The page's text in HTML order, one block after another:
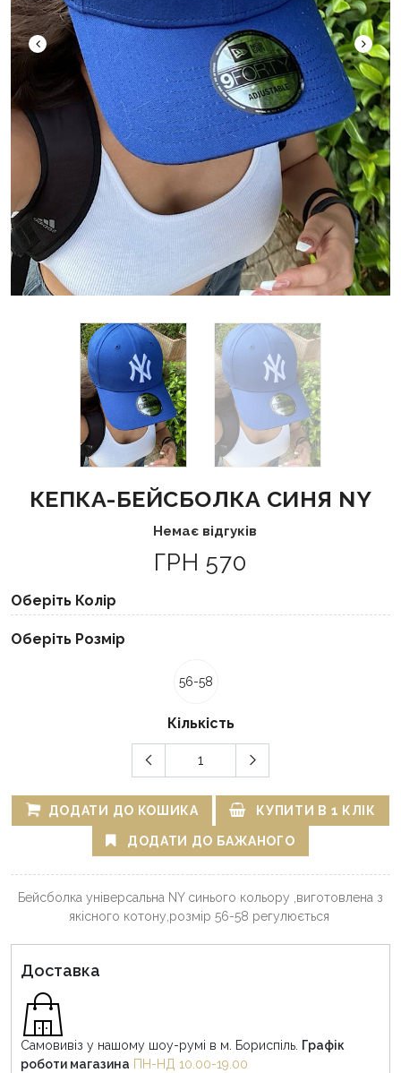
КЕПКА-БЕЙСБОЛКА СИНЯ NY
Немає відгуків
ГРН 570
Оберіть Колір
Оберіть Розмір
56-58
Кількість
ДОДАТИ ДО КОШИКА КУПИТИ В 1 КЛІК
ДОДАТИ ДО БАЖАНОГО
Бейсболка універсальна NY синього кольору ,виготовлена з
якісного котону,розмір 56-58 регулюється
Доставка
Самовивіз у нашому шоу-румі в м. Бориспіль. Графік
роботи магазина ПН-НД 10.00-19.00